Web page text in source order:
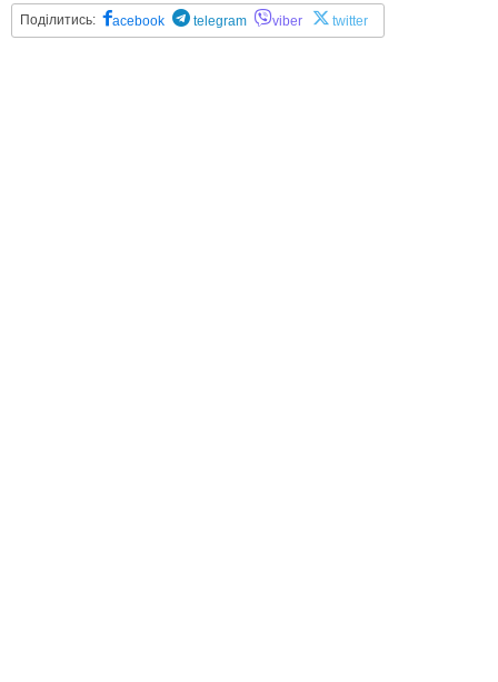
Поділитись: acebook telegram viber twitter